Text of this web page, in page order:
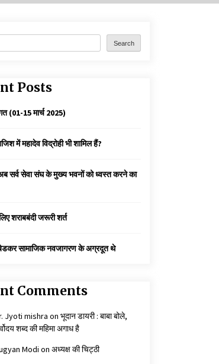
डॉक्टर अंबेडकर सामाजिक नवजागरण के अग्रदूत थे
चाइनीज मस्ट गो
कैसे बचायें बच्चों का मन?
Search
Posts
(01-15 मार्च 2025)
में महादेव विद्रोही भी शामिल हैं?
सर्व सेवा संघ के मुख्य भवनों को ध्वस्त करने का
शराबबंदी जरूरी शर्त
सामाजिक नवजागरण के अग्रदूत थे
Comments
Jyoti mishra on भूदान डायरी : बाबा बोले,
शब्द की महिमा अगाध है
Modi on अध्यक्ष की चिट्ठी